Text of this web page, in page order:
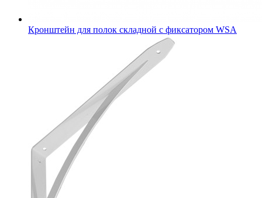
Кронштейн для полок складной с фиксатором WSА